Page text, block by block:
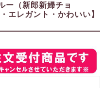
ー（新郎新婦チョ
エレガント・かわいい】